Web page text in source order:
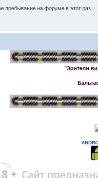
пребывание на форуме в этот раз
"Зрители